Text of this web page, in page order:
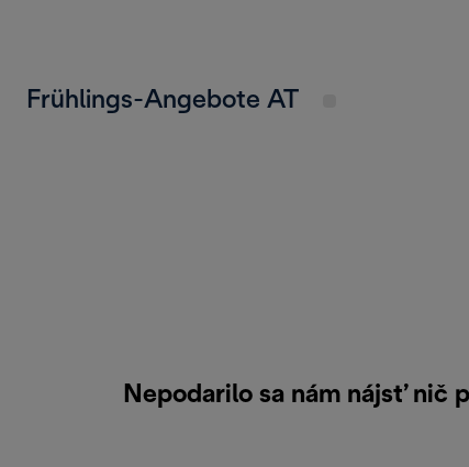
Frühlings-Angebote AT
Nepodarilo sa nám nájsť nič